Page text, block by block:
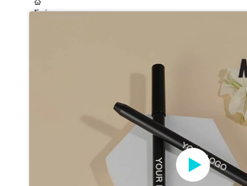
Σπίτι